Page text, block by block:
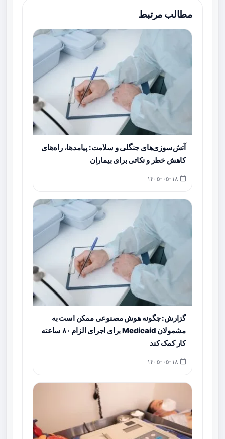
مطالب مرتبط
آتش‌سوزی‌های جنگلی و سلامت: پیامدها، راه‌های
کاهش خطر و نکاتی برای بیماران
گزارش: چگونه هوش مصنوعی ممکن است به
مشمولان Medicaid برای اجرای الزام ۸۰ ساعته
کار کمک کند